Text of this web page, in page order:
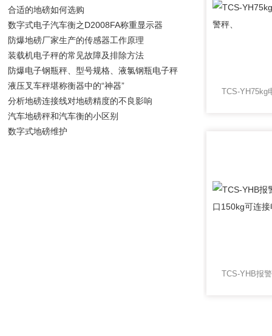
合适的地磅如何选购
数字式电子汽车衡之D2008FA称重显示器
防爆地磅厂家生产的传感器工作原理
装载机电子秤的常见故障及排除方法
防爆电子钢瓶秤、型号规格、液氯钢瓶电子秤
液压叉车秤堪称衡器中的“神器”
分析地磅连接线对地磅精度的不良影响
汽车地磅秤和汽车衡的小区别
数字式地磅维护